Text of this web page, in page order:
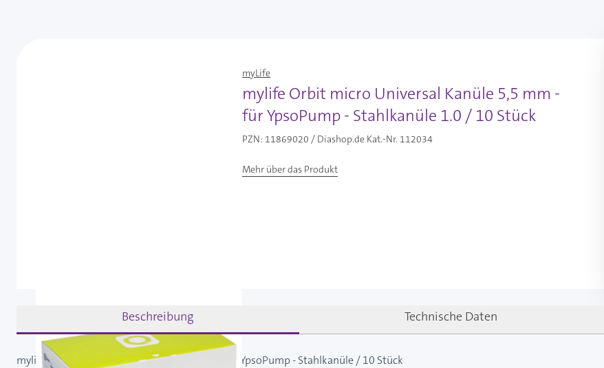
myLife
mylife Orbit micro Universal Kanüle 5,5 mm -
für YpsoPump - Stahlkanüle 1.0 / 10 Stück
PZN: 11869020 / Diashop.de Kat.-Nr. 112034
Mehr über das Produkt
Beschreibung Technische Daten
mylife Orbit micro Universal Kanüle 5,5 mm für YpsoPump - Stahlkanüle / 10 Stück